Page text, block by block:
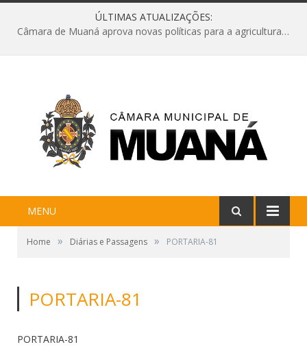
ÚLTIMAS ATUALIZAÇÕES:
Câmara de Muaná aprova novas políticas para a agricultura e solicita reforma da Ponte do Reduto
MENU
Home » Diárias e Passagens » PORTARIA-81
PORTARIA-81
PORTARIA-81